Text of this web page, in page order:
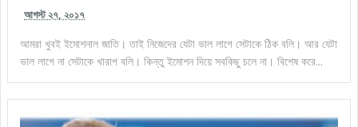
আগস্ট ২৭, ২০১৭
আমরা খুবই ইমোশনাল জাতি। তাই নিজেদের যেটা ভাল লাগে সেটাকে ঠিক বলি। আর যেটা
ভাল লাগে না সেটাকে খারাপ বলি। কিন্তু ইমোশন দিয়ে সবকিছু চলে না। বিশেষ করে...